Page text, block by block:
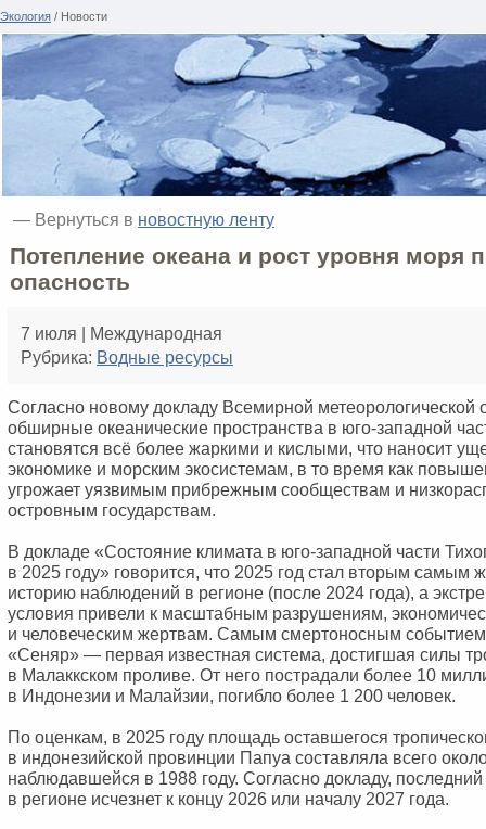
Экология / Новости
— Вернуться в новостную ленту
Потепление океана и рост уровня моря
опасность
7 июля | Международная
Рубрика: Водные ресурсы
Согласно новому докладу Всемирной
обширные океанические пространства в юго-западной
становятся всё более жаркими и кислыми, что наносит
экономике и морским экосистемам, в то время как
угрожает уязвимым прибрежным сообществам и
островным государствам.
В докладе «Состояние климата в юго-западной части
в 2025 году» говорится, что 2025 год стал вторым самым
историю наблюдений в регионе (после 2024 года), а
условия привели к масштабным разрушениям,
и человеческим жертвам. Самым смертоносным событием
«Сеняр» — первая известная система, достигшая силы
в Малаккском проливе. От него пострадали более 10
в Индонезии и Малайзии, погибло более 1 200 человек.
По оценкам, в 2025 году площадь оставшегося
в индонезийской провинции Папуа составляла всего
наблюдавшейся в 1988 году. Согласно докладу,
в регионе исчезнет к концу 2026 или началу 2027 года.